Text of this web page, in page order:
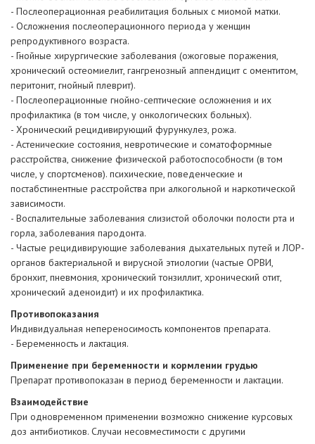
- Послеоперационная реабилитация больных с миомой матки.
- Осложнения послеоперационного периода у женщин
репродуктивного возраста.
- Гнойные хирургические заболевания (ожоговые поражения,
хронический остеомиелит, гангренозный аппендицит с оментитом,
перитонит, гнойный плеврит).
- Послеоперационные гнойно-септические осложнения и их
профилактика (в том числе, у онкологических больных).
- Хронический рецидивирующий фурункулез, рожа.
- Астенические состояния, невротические и соматоформные
расстройства, снижение физической работоспособности (в том
числе, у спортсменов). психические, поведенческие и
постабстинентные расстройства при алкогольной и наркотической
зависимости.
- Воспалительные заболевания слизистой оболочки полости рта и
горла, заболевания пародонта.
- Частые рецидивирующие заболевания дыхательных путей и ЛОР-
органов бактериальной и вирусной этиологии (частые ОРВИ,
бронхит, пневмония, хронический тонзиллит, хронический отит,
хронический аденоидит) и их профилактика.
Противопоказания
Индивидуальная непереносимость компонентов препарата.
- Беременность и лактация.
Применение при беременности и кормлении грудью
Препарат противопоказан в период беременности и лактации.
Взаимодействие
При одновременном применении возможно снижение курсовых
доз антибиотиков. Случаи несовместимости с другими